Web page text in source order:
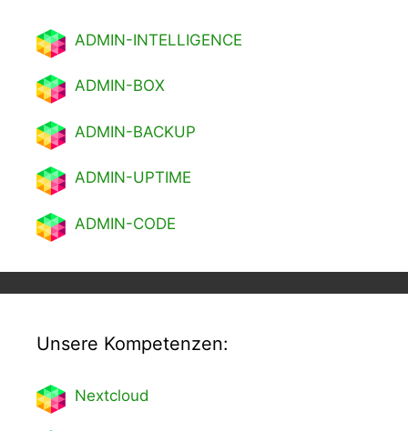
ADMIN-INTELLIGENCE
ADMIN-BOX
ADMIN-BACKUP
ADMIN-UPTIME
ADMIN-CODE
Unsere Kompetenzen:
Nextcloud